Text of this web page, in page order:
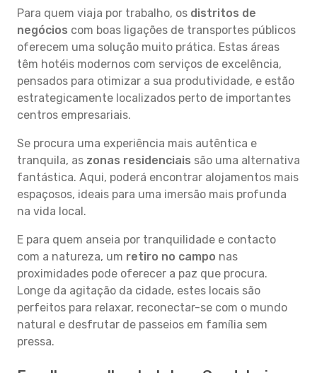
Para quem viaja por trabalho, os distritos de
negócios com boas ligações de transportes públicos
oferecem uma solução muito prática. Estas áreas
têm hotéis modernos com serviços de excelência,
pensados para otimizar a sua produtividade, e estão
estrategicamente localizados perto de importantes
centros empresariais.
Se procura uma experiência mais autêntica e
tranquila, as zonas residenciais são uma alternativa
fantástica. Aqui, poderá encontrar alojamentos mais
espaçosos, ideais para uma imersão mais profunda
na vida local.
E para quem anseia por tranquilidade e contacto
com a natureza, um retiro no campo nas
proximidades pode oferecer a paz que procura.
Longe da agitação da cidade, estes locais são
perfeitos para relaxar, reconectar-se com o mundo
natural e desfrutar de passeios em família sem
pressa.